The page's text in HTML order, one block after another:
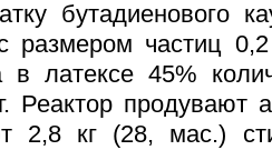
бутадиенового
размером частиц
в латексе 45%
Реактор продувают
2,8 кг (28, мас.)